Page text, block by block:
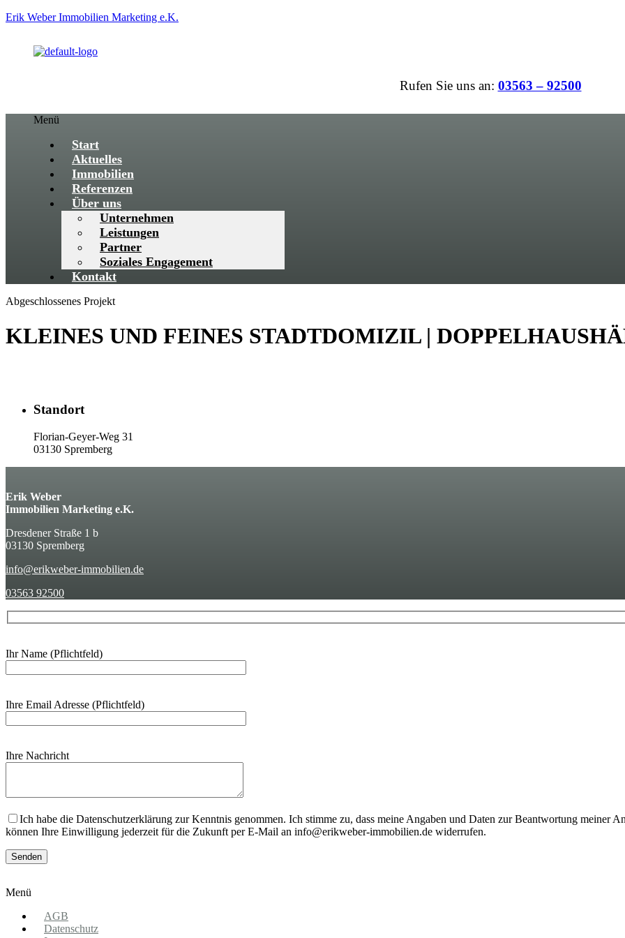
Erik Weber Immobilien Marketing e.K.
Rufen Sie uns an: 03563 – 92500
Menü
Start
Aktuelles
Immobilien
Referenzen
Über uns
Unternehmen
Leistungen
Partner
Soziales Engagement
Kontakt
Abgeschlossenes Projekt
KLEINES UND FEINES STADTDOMIZIL |
Standort
Florian-Geyer-Weg 31
03130 Spremberg
Erik Weber
Immobilien Marketing e.K.
Dresdener Straße 1 b
03130 Spremberg
info@erikweber-immobilien.de
03563 92500
Ihr Name (Pflichtfeld)
Ihre Email Adresse (Pflichtfeld)
Ihre Nachricht
Bitte lasse dieses Feld leer.
Ich habe die Datenschutzerklärung zur Kenntnis genommen. Ich stimme zu, dass meine Angaben und Daten zur Beantwortung meiner
können Ihre Einwilligung jederzeit für die Zukunft per E-Mail an info@erikweber-immobilien.de widerrufen.
Menü
AGB
Datenschutz